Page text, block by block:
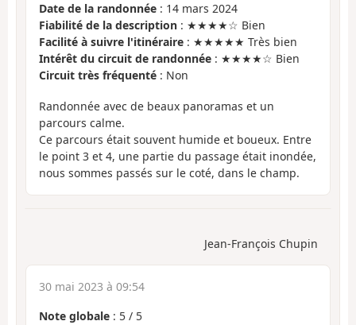
Date de la randonnée : 14 mars 2024
Fiabilité de la description : ★★★★☆ Bien
Facilité à suivre l'itinéraire : ★★★★★ Très bien
Intérêt du circuit de randonnée : ★★★★☆ Bien
Circuit très fréquenté : Non
Randonnée avec de beaux panoramas et un
parcours calme.
Ce parcours était souvent humide et boueux. Entre
le point 3 et 4, une partie du passage était inondée,
nous sommes passés sur le coté, dans le champ.
Jean-François Chupin
30 mai 2023 à 09:54
Note globale : 5 / 5